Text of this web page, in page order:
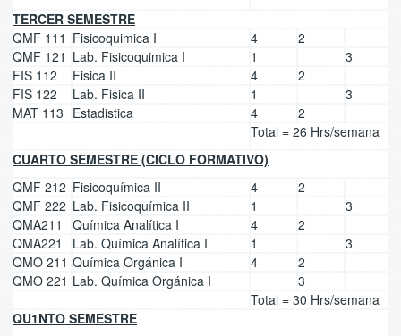
TERCER SEMESTRE
QMF 111 Fisicoquimica I 4
2
QMF 121 Lab. Fisicoquimica I 1
3
FIS 112
Fisica II 4
2
FIS 122
Lab. Fisica II 1
3
MAT 113 Estadistica 4
2
Total = 26 Hrs/semana
CUARTO SEMESTRE (CICLO FORMATIVO)
QMF 212 Fisicoquímica II 4
2
QMF 222 Lab. Fisicoquímica II 1
3
QMA211
Química Analítica I 4
2
QMA221
Lab. Química Analítica I 1
3
QMO 211 Química Orgánica I 4
2
QMO 221 Lab. Química Orgánica I
3
Total = 30 Hrs/semana
QU1NTO SEMESTRE